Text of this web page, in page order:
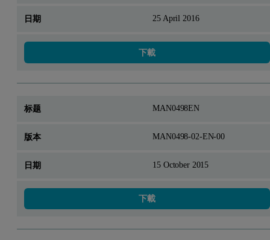
25 April 2016
下載
MAN0498EN
MAN0498-02-EN-00
15 October 2015
下載